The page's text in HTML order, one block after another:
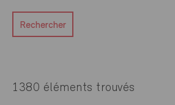
Rechercher
1380 éléments trouvés